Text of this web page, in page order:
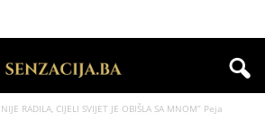
RADILA, CIJELI SVIJET JE OBIŠLA SA MNOM” Peja